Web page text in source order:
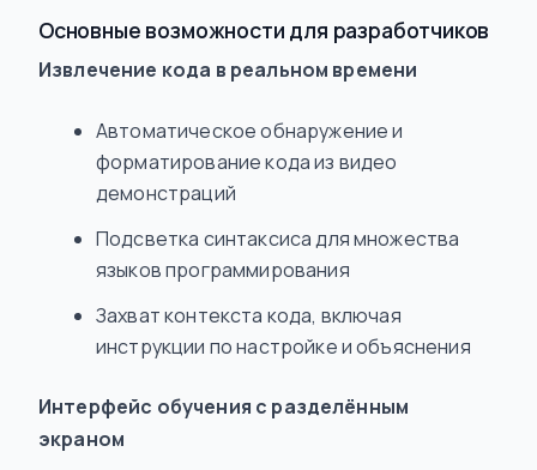
Основные возможности для разработчиков
Извлечение кода в реальном времени
Автоматическое обнаружение и
форматирование кода из видео
демонстраций
Подсветка синтаксиса для множества
языков программирования
Захват контекста кода, включая
инструкции по настройке и объяснения
Интерфейс обучения с разделённым
экраном